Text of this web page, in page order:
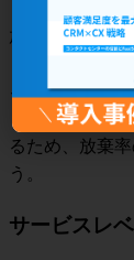
放棄率が高い
じている可能
る」「オペレ
ます。放棄率
るため、放棄
う。
サービスレベ